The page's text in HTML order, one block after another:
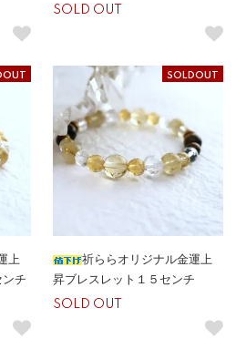
SOLD OUT
上
チ
SOLDOUT
祈ららオリジナル金運上
昇ブレスレット１５センチ
SOLD OUT